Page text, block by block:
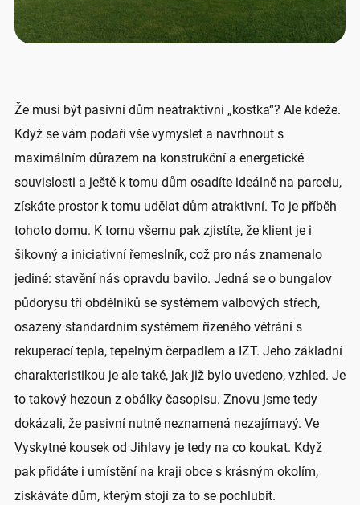
Že musí být pasivní dům neatraktivní „kostka“? Ale kdeže.
Když se vám podaří vše vymyslet a navrhnout s
maximálním důrazem na konstrukční a energetické
souvislosti a ještě k tomu dům osadíte ideálně na parcelu,
získáte prostor k tomu udělat dům atraktivní. To je příběh
tohoto domu. K tomu všemu pak zjistíte, že klient je i
šikovný a iniciativní řemeslník, což pro nás znamenalo
jediné: stavění nás opravdu bavilo. Jedná se o bungalov
půdorysu tří obdélníků se systémem valbových střech,
osazený standardním systémem řízeného větrání s
rekuperací tepla, tepelným čerpadlem a IZT. Jeho základní
charakteristikou je ale také, jak již bylo uvedeno, vzhled. Je
to takový hezoun z obálky časopisu. Znovu jsme tedy
dokázali, že pasivní nutně neznamená nezajímavý. Ve
Vyskytné kousek od Jihlavy je tedy na co koukat. Když
pak přidáte i umístění na kraji obce s krásným okolím,
získáváte dům, kterým stojí za to se pochlubit.